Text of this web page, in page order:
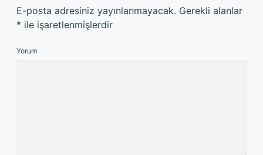
E-posta adresiniz yayınlanmayacak. Gerekli alanlar
* ile işaretlenmişlerdir
Yorum